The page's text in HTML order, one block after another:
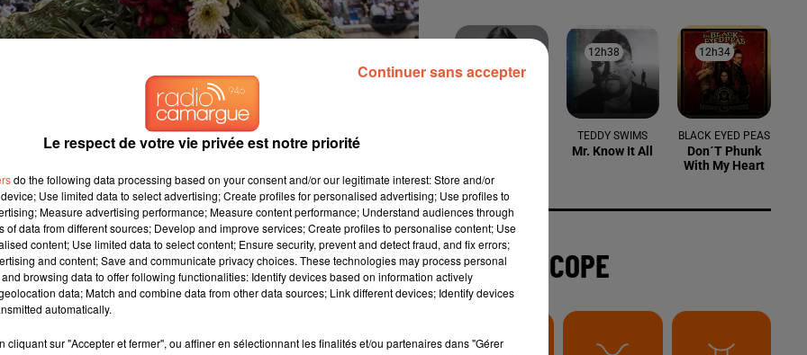
d'El Rafi et une place plus grand accordée aux corridas toristas.
camarguaise : voici en chiffres les spectacles
de Nîmes lors des ferias de Pentecôte et des Vendanges.
puisque la délégation de service public lui a été à
12h38
12h38
TEDDY SWIMS
Mr. Know It All
12h34
12h34
BLACK EYED PEAS
Don´t Phunk
With My Heart
L'HOROSCOPE
Le respect de votre vie privée est notre priorité
do the following data processing based on your consent and/or our legitimate interest: Store and/or
Use limited data to select advertising; Create profiles for personalised advertising; Use profiles to
Measure advertising performance; Measure content performance; Understand audiences through
of data from different sources; Develop and improve services; Create profiles to personalise content; Use
content; Use limited data to select content; Ensure security, prevent and detect fraud, and fix errors;
and content; Save and communicate privacy choices. These technologies may process personal
browsing data to offer following functionalities: Identify devices based on information actively
data; Match and combine data from other data sources; Link different devices; Identify devices
automatically.
cliquant sur "Accepter et fermer", ou affiner en sélectionnant les finalités et/ou partenaires dans "Gérer
Continuer sans accepter